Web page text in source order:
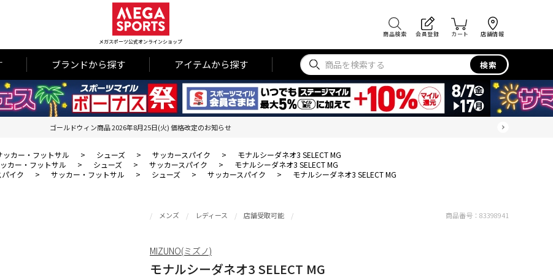
メガスポーツ公式オンラインショップ
商品検索 会員登録 カート 店舗情報
ブランドから探す アイテムから探す 検索
ゴールドウィン商品 2026年8月25日(火) 価格改定のお知らせ
ッカー・フットサル > シューズ > サッカースパイク >
モナルシーダネオ3 SELECT MG
カー・フットサル > シューズ > サッカースパイク >
モナルシーダネオ3 SELECT MG
イク > サッカー・フットサル > シューズ > サッカースパイク > モナルシーダネオ3 SELECT MG
メンズ レディース 店舗受取可能
モナルシーダネオ3 SELECT MG
商品番号： 83398941
MIZUNO(ミズノ)